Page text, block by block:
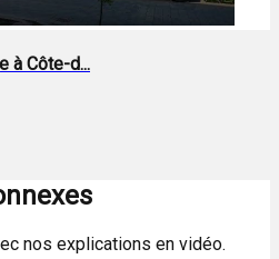
à Côte-d...
nos explications en vidéo.